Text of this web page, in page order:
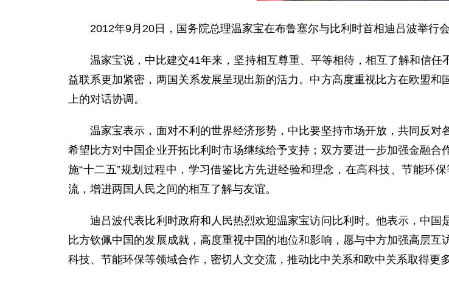
2012年9月20日，国务院总理温家宝在布鲁塞尔与比利时首相迪吕波举行会
温家宝说，中比建交41年来，坚持相互尊重、平等相待，相互了解和信任
益联系更加紧密，两国关系发展呈现出新的活力。中方高度重视比方在欧盟
上的对话协调。
温家宝表示，面对不利的世界经济形势，中比要坚持市场开放，共同反对
希望比方对中国企业开拓比利时市场继续给予支持；双方要进一步加强金融
施“十二五”规划过程中，学习借鉴比方先进经验和理念，在高科技、节能环
流，增进两国人民之间的相互了解与友谊。
迪吕波代表比利时政府和人民热烈欢迎温家宝访问比利时。他表示，中国
比方钦佩中国的发展成就，高度重视中国的地位和影响，愿与中方加强高层
科技、节能环保等领域合作，密切人文交流，推动比中关系和欧中关系取得更多